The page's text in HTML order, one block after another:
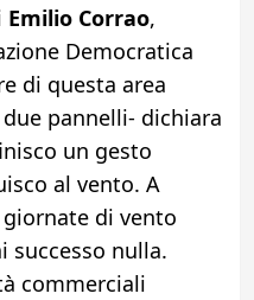
Emilio Corrao,
Democratica
di questa area
pannelli- dichiara
un gesto
al vento. A
di vento
successo nulla.
commerciali